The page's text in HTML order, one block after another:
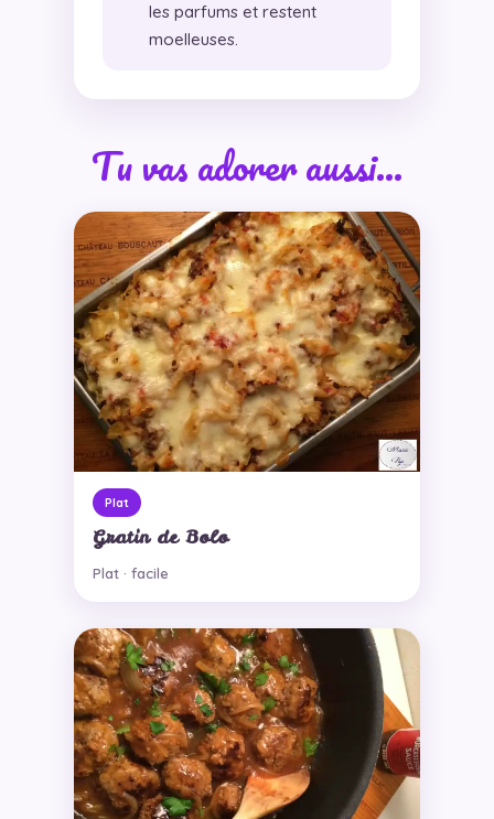
les parfums et restent
moelleuses.
Tu vas adorer aussi…
Plat
Gratin de Bolo
Plat · facile